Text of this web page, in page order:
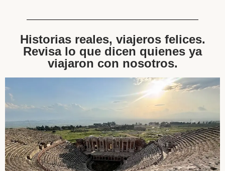
Historias reales, viajeros felices.
Revisa lo que dicen quienes ya
viajaron con nosotros.